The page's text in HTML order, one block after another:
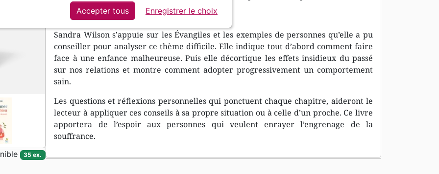
C’est un cercle vicieux mais il peut être brisé.
Sandra Wilson s’appuie sur les Évangiles et les exemples de personnes qu’elle a pu
conseiller pour analyser ce thème difficile. Elle indique tout d’abord comment faire
face à une enfance malheureuse. Puis elle décortique les effets insidieux du passé
sur nos relations et montre comment adopter progressivement un comportement
sain.
Les questions et réflexions personnelles qui ponctuent chaque chapitre, aideront le
lecteur à appliquer ces conseils à sa propre situation ou à celle d’un proche. Ce livre
apportera de l’espoir aux personnes qui veulent enrayer l’engrenage de la
souffrance.
35 ex.
Accepter tous Enregistrer le choix